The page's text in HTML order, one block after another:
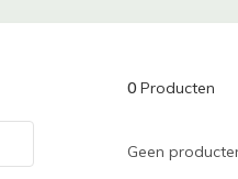
0Producten
Geen